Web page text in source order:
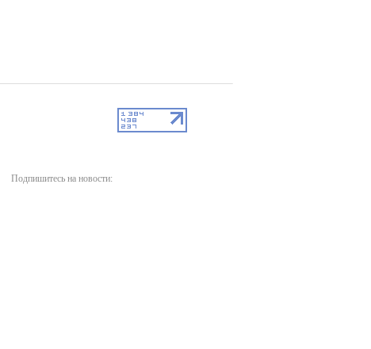
Подпишитесь на новости: